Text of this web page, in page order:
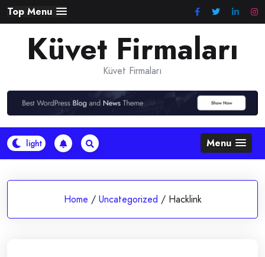
Skip
to
content
Top Menu
Küvet Firmaları
Küvet Firmaları
Menu
Home / Uncategorized / Hacklink